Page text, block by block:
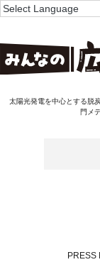
太陽光発電を中心とする脱
門メ
PRESS